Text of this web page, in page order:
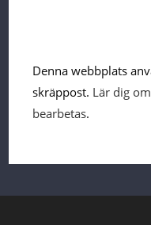
Denna webbplats
skräppost. Lär dig
bearbetas.